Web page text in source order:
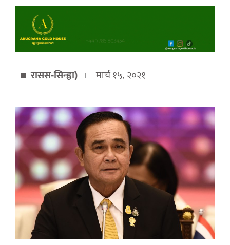
रासस-सिन्ह्वा) मार्च १५, २०२१